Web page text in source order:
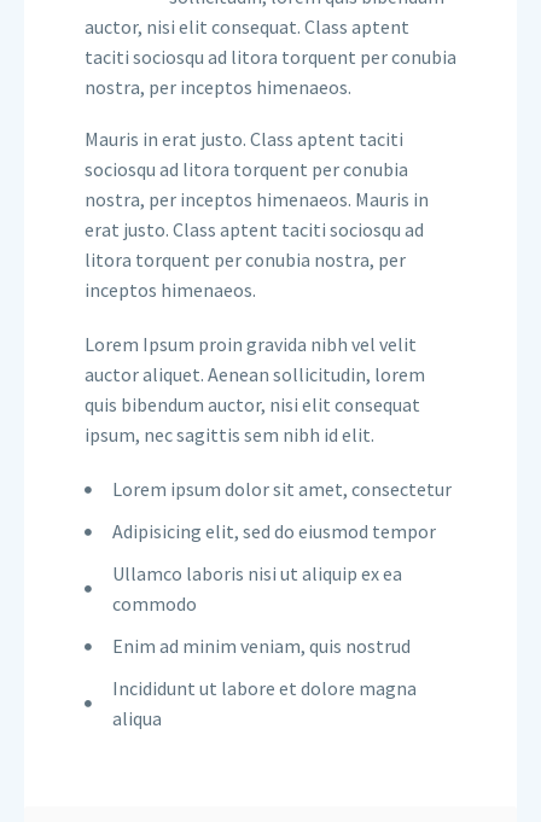
auctor, nisi elit consequat. Class aptent
taciti sociosqu ad litora torquent per conubia
nostra, per inceptos himenaeos.
Mauris in erat justo. Class aptent taciti
sociosqu ad litora torquent per conubia
nostra, per inceptos himenaeos. Mauris in
erat justo. Class aptent taciti sociosqu ad
litora torquent per conubia nostra, per
inceptos himenaeos.
Lorem Ipsum proin gravida nibh vel velit
auctor aliquet. Aenean sollicitudin, lorem
quis bibendum auctor, nisi elit consequat
ipsum, nec sagittis sem nibh id elit.
Lorem ipsum dolor sit amet, consectetur
Adipisicing elit, sed do eiusmod tempor
Ullamco laboris nisi ut aliquip ex ea
commodo
Enim ad minim veniam, quis nostrud
Incididunt ut labore et dolore magna
aliqua